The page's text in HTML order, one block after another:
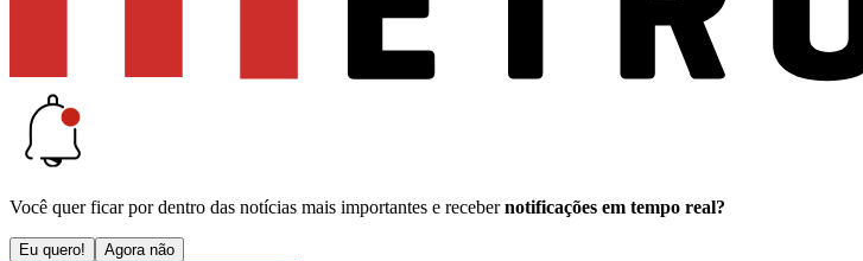
Você quer ficar por dentro das notícias mais importantes e receber notificações em tempo real?
Eu quero! Agora não